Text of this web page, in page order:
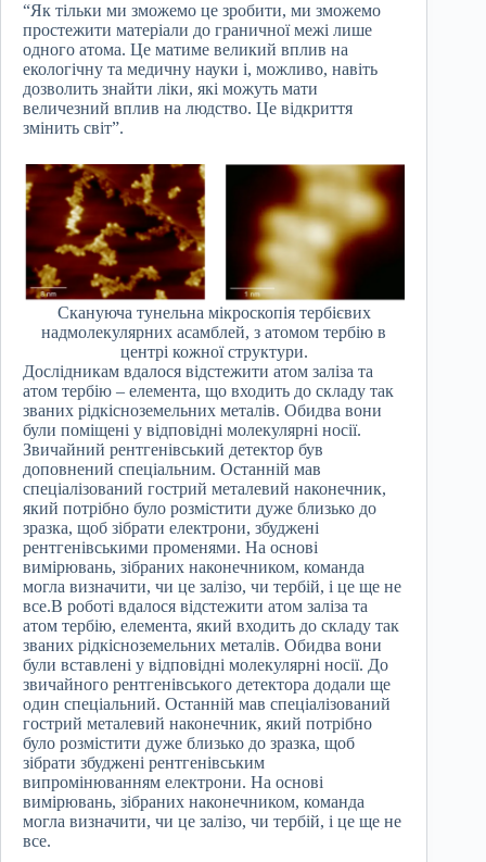
“Як тільки ми зможемо це зробити, ми зможемо
простежити матеріали до граничної межі лише
одного атома. Це матиме великий вплив на
екологічну та медичну науки і, можливо, навіть
дозволить знайти ліки, які можуть мати
величезний вплив на людство. Це відкриття
змінить світ”.
Скануюча тунельна мікроскопія тербієвих
надмолекулярних асамблей, з атомом тербію в
центрі кожної структури.
Дослідникам вдалося відстежити атом заліза та
атом тербію – елемента, що входить до складу так
званих рідкісноземельних металів. Обидва вони
були поміщені у відповідні молекулярні носії.
Звичайний рентгенівський детектор був
доповнений спеціальним. Останній мав
спеціалізований гострий металевий наконечник,
який потрібно було розмістити дуже близько до
зразка, щоб зібрати електрони, збуджені
рентгенівськими променями. На основі
вимірювань, зібраних наконечником, команда
могла визначити, чи це залізо, чи тербій, і це ще не
все.В роботі вдалося відстежити атом заліза та
атом тербію, елемента, який входить до складу так
званих рідкісноземельних металів. Обидва вони
були вставлені у відповідні молекулярні носії. До
звичайного рентгенівського детектора додали ще
один спеціальний. Останній мав спеціалізований
гострий металевий наконечник, який потрібно
було розмістити дуже близько до зразка, щоб
зібрати збуджені рентгенівським
випромінюванням електрони. На основі
вимірювань, зібраних наконечником, команда
могла визначити, чи це залізо, чи тербій, і це ще не
все.